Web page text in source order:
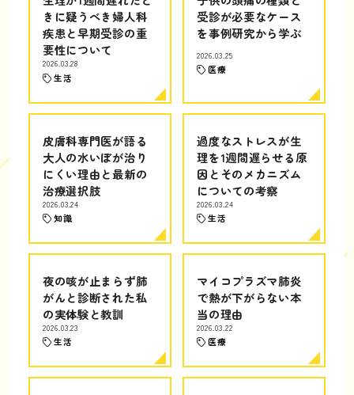
きに疑うべき婦人科
疾患と早期受診の重
要性について
2026.03.28
生活
受診が必要なケース
を事例研究から学ぶ
2026.03.25
医療
皮膚科専門医が語る
大人の水いぼが治り
にくい理由と最新の
治療選択肢
2026.03.24
知識
過度なストレスが生
理を1週間遅らせる原
因とそのメカニズム
についての考察
2026.03.24
生活
夜の咳が止まらず肺
がんと診断された私
の実体験と教訓
2026.03.23
生活
マイコプラズマ肺炎
で熱が下がらない本
当の理由
2026.03.22
医療